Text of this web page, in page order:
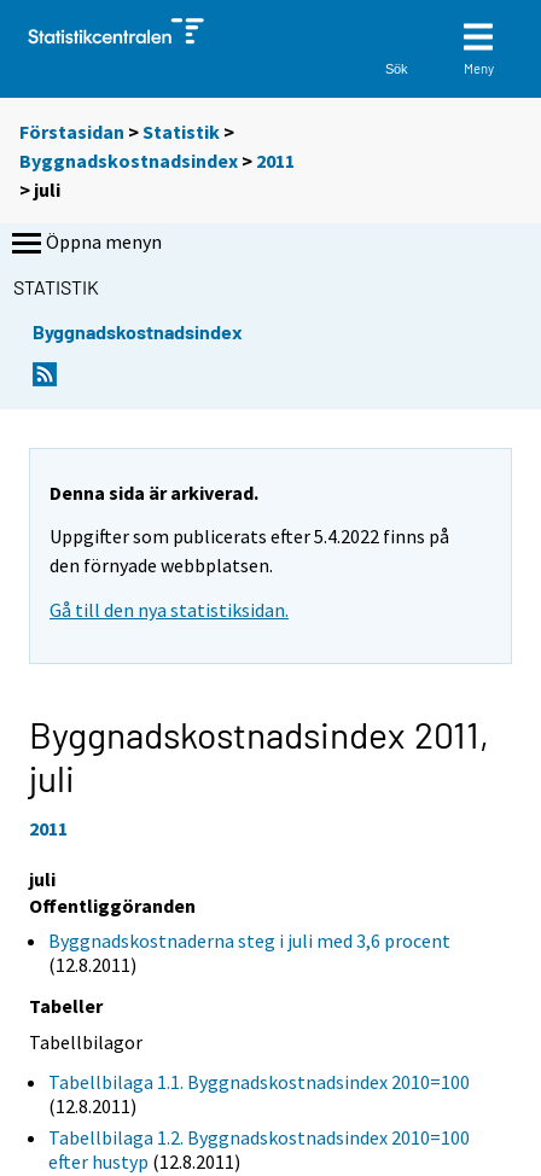
Sök Meny
Förstasidan >Statistik >
Byggnadskostnadsindex > 2011
> juli
Öppna menyn
STATISTIK
Byggnadskostnadsindex
Denna sida är arkiverad.
Uppgifter som publicerats efter 5.4.2022 finns på
den förnyade webbplatsen.
Gå till den nya statistiksidan.
Byggnadskostnadsindex 2011,
juli
2011
juli
Offentliggöranden
Byggnadskostnaderna steg i juli med 3,6 procent
(12.8.2011)
Tabeller
Tabellbilagor
Tabellbilaga 1.1. Byggnadskostnadsindex 2010=100
(12.8.2011)
Tabellbilaga 1.2. Byggnadskostnadsindex 2010=100
efter hustyp (12.8.2011)